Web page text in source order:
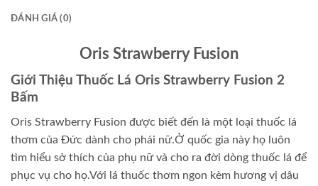
ĐÁNH GIÁ (0)
Oris Strawberry Fusion
Giới Thiệu Thuốc Lá Oris Strawberry Fusion 2
Bấm
Oris Strawberry Fusion được biết đến là một loại thuốc lá
thơm của Đức dành cho phái nữ.Ở quốc gia này họ luôn
tìm hiểu sở thích của phụ nữ và cho ra đời dòng thuốc lá để
phục vụ cho họ.Với lá thuốc thơm ngon kèm hương vị dâu